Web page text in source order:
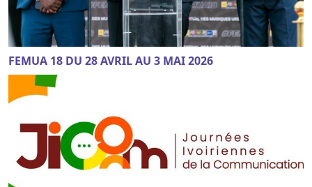
FEMUA 18 DU 28 AVRIL AU 3 MAI 2026